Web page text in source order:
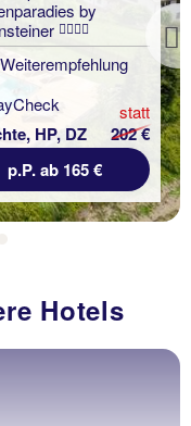
by
HP, DZ
statt
202 €
p.P. ab 165 €
Hotels